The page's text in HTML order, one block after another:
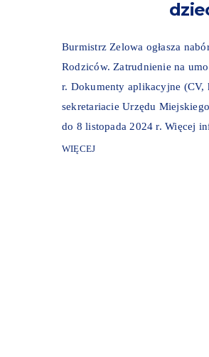
Burmistrz Zelowa ogłasza
Rodziców. Zatrudnienie na
r. Dokumenty aplikacyjne (CV,
sekretariacie Urzędu
do 8 listopada 2024 r. Więcej
WIĘCEJ